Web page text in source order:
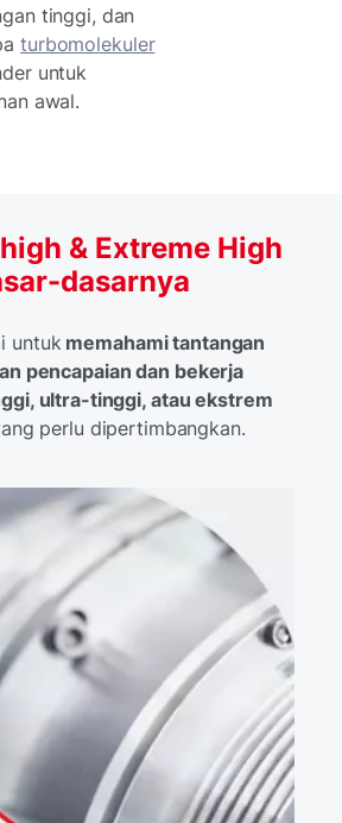
tinggi, dan
turbomolekuler
untuk
awal.
& Extreme High
dasarnya
untuk memahami tantangan
pencapaian dan bekerja
ultra-tinggi, atau ekstrem
perlu dipertimbangkan.